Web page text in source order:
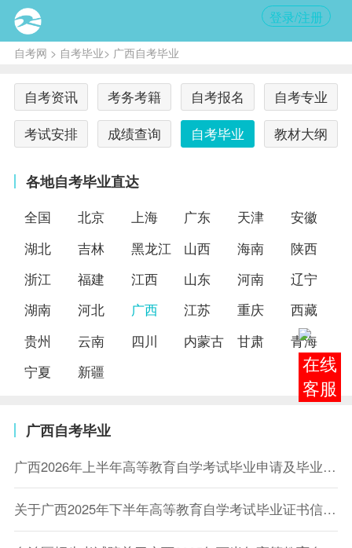
登录/注册
自考网 > 自考毕业> 广西自考毕业
自考资讯 考务考籍 自考报名
自考专业
考试安排
成绩查询 自考毕业 教材大纲
各地自考毕业直达
全国 北京 上海 广东 天津
安徽
湖北
吉林 黑龙江 山西 海南
陕西
浙江
福建 江西 山东 河南
辽宁
湖南
河北 广西 江苏 重庆
西藏
贵州
云南 四川 内蒙古 甘肃
青海
宁夏
新疆
广西自考毕业
广西2026年上半年高等教育自学考试毕业申请及毕业证明书办理公告
关于广西2025年下半年高等教育自学考试毕业证书信息网上查询的公告
在线
客服